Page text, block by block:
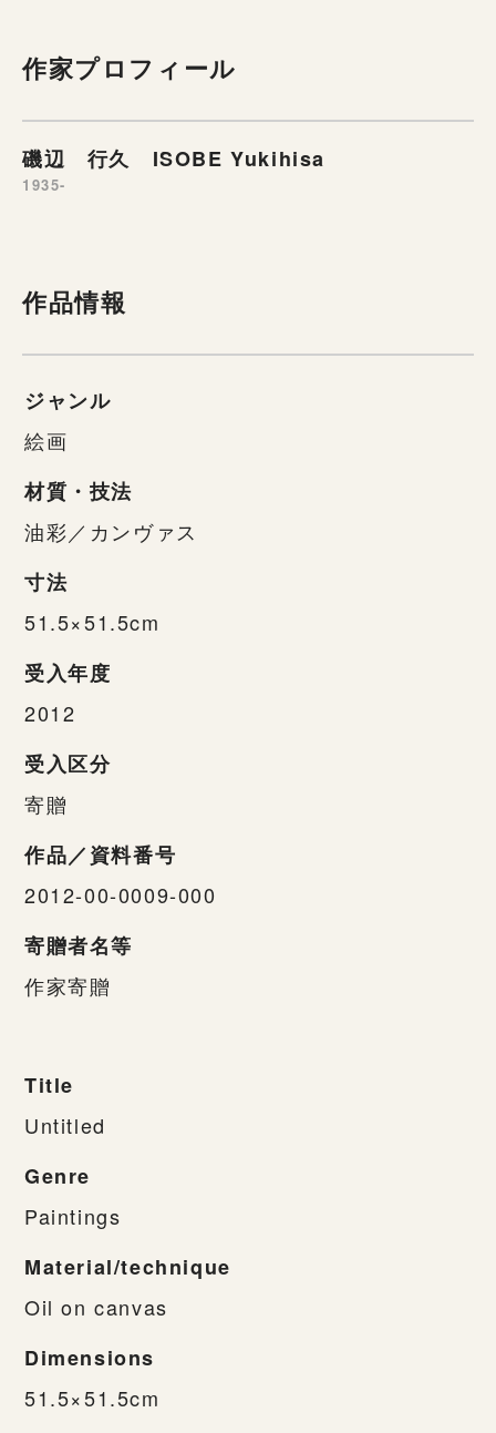
作家プロフィール
磯辺 行久 ISOBE Yukihisa
1935-
作品情報
ジャンル
絵画
材質・技法
油彩／カンヴァス
寸法
51.5×51.5cm
受入年度
2012
受入区分
寄贈
作品／資料番号
2012-00-0009-000
寄贈者名等
作家寄贈
Title
Untitled
Genre
Paintings
Material/technique
Oil on canvas
Dimensions
51.5×51.5cm